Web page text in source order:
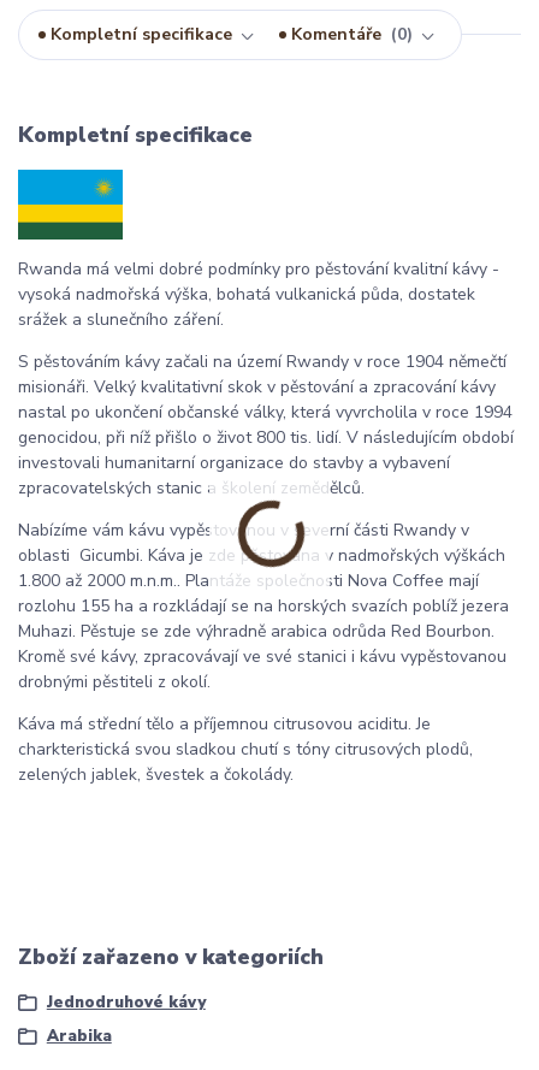
Kompletní specifikace Komentáře 0
Kompletní specifikace
Rwanda má velmi dobré podmínky pro pěstování kvalitní kávy -
vysoká nadmořská výška, bohatá vulkanická půda, dostatek
srážek a slunečního záření.
S pěstováním kávy začali na území Rwandy v roce 1904 němečtí
misionáři. Velký kvalitativní skok v pěstování a zpracování kávy
nastal po ukončení občanské války, která vyvrcholila v roce 1994
genocidou, při níž přišlo o život 800 tis. lidí. V následujícím období
investovali humanitarní organizace do stavby a vybavení
zpracovatelských stanic a školení zemědělců.
Nabízíme vám kávu vypěstovanou v severní části Rwandy v
oblasti Gicumbi. Káva je zde pěstována v nadmořských výškách
1.800 až 2000 m.n.m.. Plantáže společnosti Nova Coffee mají
rozlohu 155 ha a rozkládají se na horských svazích poblíž jezera
Muhazi. Pěstuje se zde výhradně arabica odrůda Red Bourbon.
Kromě své kávy, zpracovávají ve své stanici i kávu vypěstovanou
drobnými pěstiteli z okolí.
Káva má střední tělo a příjemnou citrusovou aciditu. Je
charkteristická svou sladkou chutí s tóny citrusových plodů,
zelených jablek, švestek a čokolády.
Zboží zařazeno v kategoriích
Jednodruhové kávy
Arabika